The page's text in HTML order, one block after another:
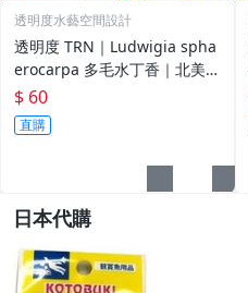
透明度水藝空間設計
透明度 TRN｜Ludwigia spha
erocarpa 多毛水丁香｜北美丁
香 中/後景水草
$ 60
直購
日本代購